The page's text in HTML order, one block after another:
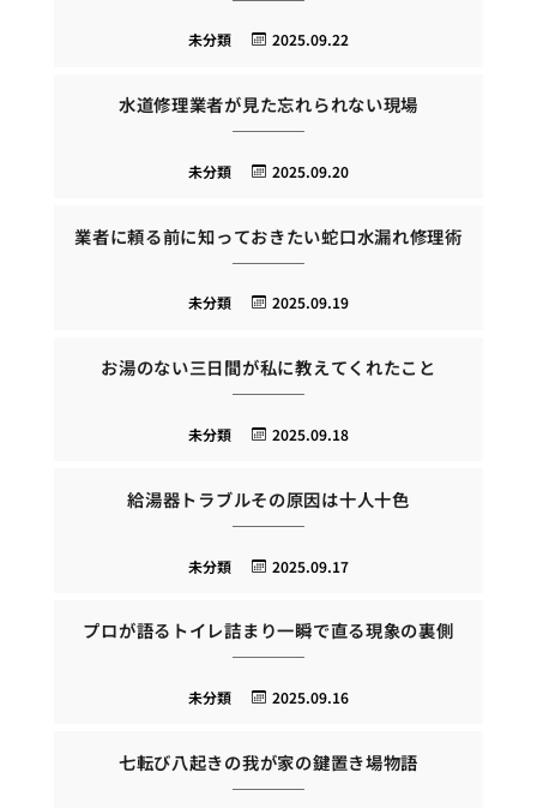
2025.09.22
未分類
水道修理業者が見た忘れられない現場
2025.09.20
未分類
業者に頼る前に知っておきたい蛇口水漏れ修理術
2025.09.19
未分類
お湯のない三日間が私に教えてくれたこと
2025.09.18
未分類
給湯器トラブルその原因は十人十色
2025.09.17
未分類
プロが語るトイレ詰まり一瞬で直る現象の裏側
2025.09.16
未分類
七転び八起きの我が家の鍵置き場物語